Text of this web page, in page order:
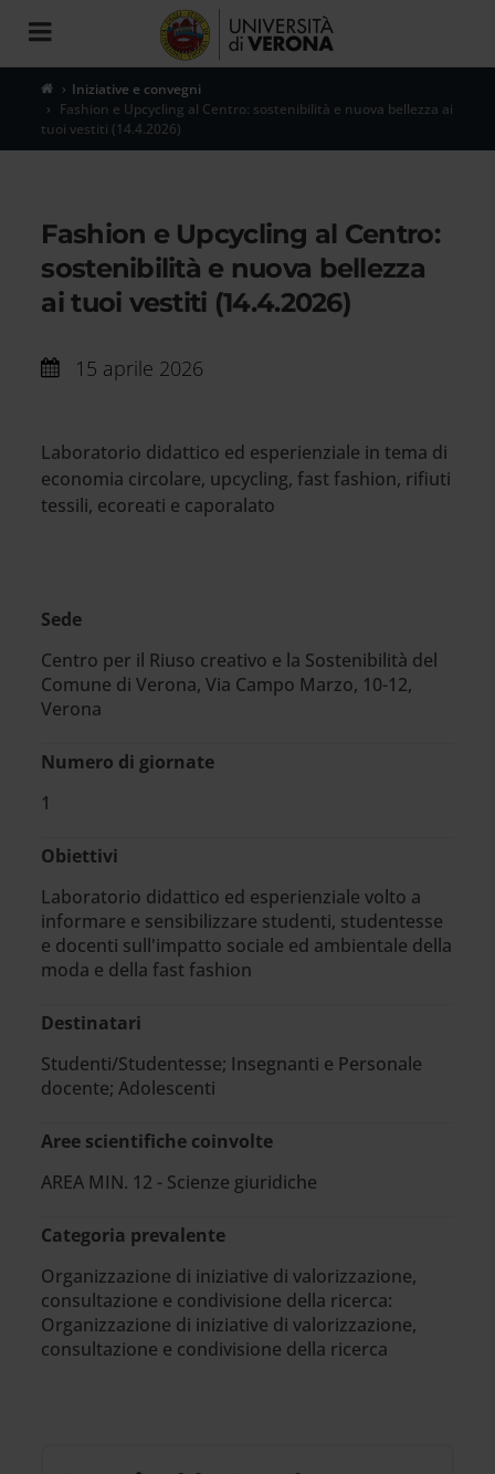
Toggle
navigation
Iniziative e convegni
Fashion e Upcycling al Centro: sostenibilità e nuova bellezza ai
tuoi vestiti (14.4.2026)
Fashion e Upcycling al Centro:
sostenibilità e nuova bellezza
ai tuoi vestiti (14.4.2026)
15 aprile 2026
Laboratorio didattico ed esperienziale in tema di
economia circolare, upcycling, fast fashion, rifiuti
tessili, ecoreati e caporalato
Sede
Centro per il Riuso creativo e la Sostenibilità del
Comune di Verona, Via Campo Marzo, 10-12,
Verona
Numero di giornate
1
Obiettivi
Laboratorio didattico ed esperienziale volto a
informare e sensibilizzare studenti, studentesse
e docenti sull'impatto sociale ed ambientale della
moda e della fast fashion
Destinatari
Studenti/Studentesse; Insegnanti e Personale
docente; Adolescenti
Aree scientifiche coinvolte
AREA MIN. 12 - Scienze giuridiche
Categoria prevalente
Organizzazione di iniziative di valorizzazione,
consultazione e condivisione della ricerca:
Organizzazione di iniziative di valorizzazione,
consultazione e condivisione della ricerca